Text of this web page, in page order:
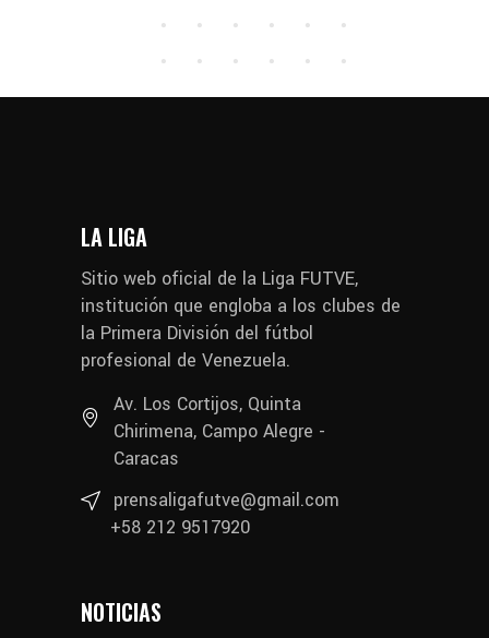
LA LIGA
Sitio web oficial de la Liga FUTVE,
institución que engloba a los clubes de
la Primera División del fútbol
profesional de Venezuela.
Av. Los Cortijos, Quinta
Chirimena, Campo Alegre -
Caracas
prensaligafutve@gmail.com
+58 212 9517920
NOTICIAS